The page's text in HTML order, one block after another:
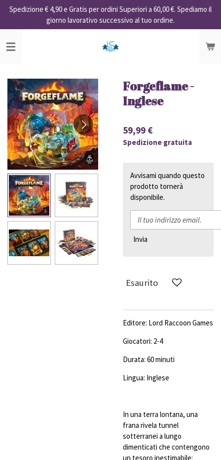
Vai
contenuto
principale
Spedizione € 4,90 e Gratis per ordini Superiori a 60,00 €. Spediamo il
giorno lavorativo successivo al tuo ordine.
Forgeflame -
Inglese
59,99 €
Spedizione gratuita
Avvisami quando questo
prodotto tornerà
disponibile.
Invia
Esaurito
Editore: Lord Raccoon Games
Giocatori: 2-4
Durata: 60 minuti
Lingua: Inglese
In una terra lontana, una
frana rivela tunnel
sotterranei a lungo
dimenticati che contengono
un tesoro inestimabile: